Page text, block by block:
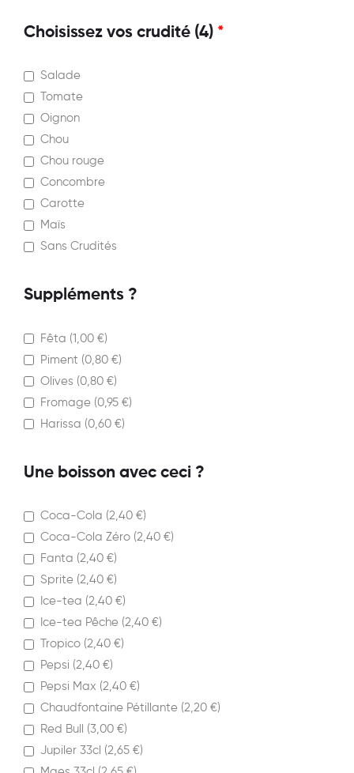
Choisissez vos crudité (4) *
Salade
Tomate
Oignon
Chou
Chou rouge
Concombre
Carotte
Maïs
Sans Crudités
Suppléments ?
Fêta (1,00 €)
Piment (0,80 €)
Olives (0,80 €)
Fromage (0,95 €)
Harissa (0,60 €)
Une boisson avec ceci ?
Coca-Cola (2,40 €)
Coca-Cola Zéro (2,40 €)
Fanta (2,40 €)
Sprite (2,40 €)
Ice-tea (2,40 €)
Ice-tea Pêche (2,40 €)
Tropico (2,40 €)
Pepsi (2,40 €)
Pepsi Max (2,40 €)
Chaudfontaine Pétillante (2,20 €)
Red Bull (3,00 €)
Jupiler 33cl (2,65 €)